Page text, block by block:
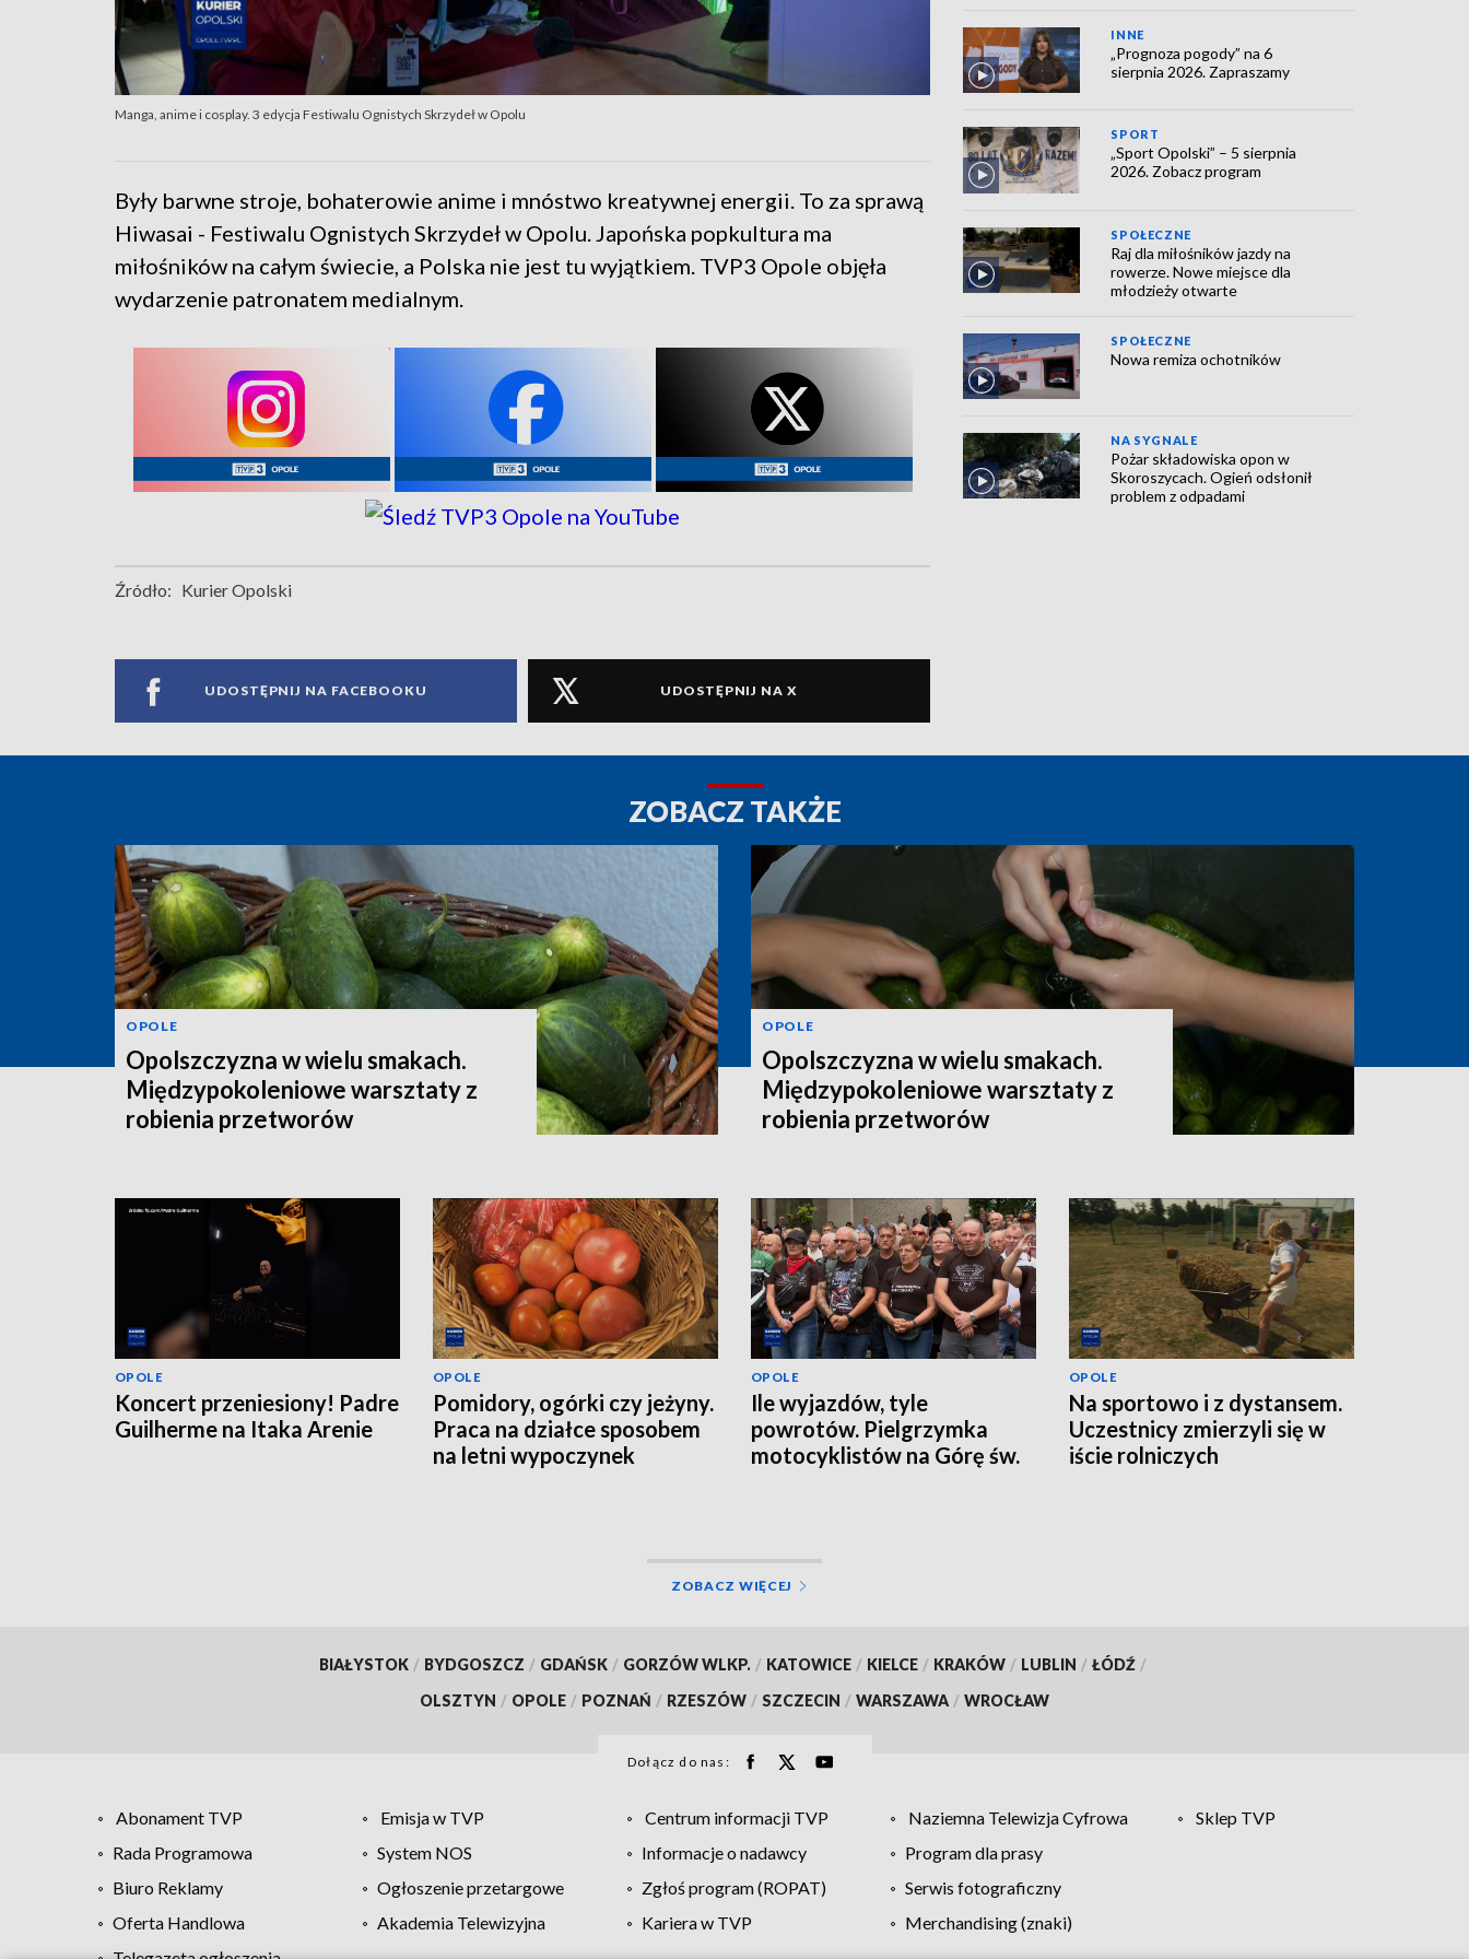
Manga, anime i cosplay. 3 edycja Festiwalu Ognistych Skrzydeł w Opolu
Były barwne stroje, bohaterowie anime i mnóstwo kreatywnej energii. To za sprawą
Hiwasai - Festiwalu Ognistych Skrzydeł w Opolu. Japońska popkultura ma
miłośników na całym świecie, a Polska nie jest tu wyjątkiem. TVP3 Opole objęła
wydarzenie patronatem medialnym.
Źródło: Kurier Opolski
UDOSTĘPNIJ NA FACEBOOKU UDOSTĘPNIJ NA X
INNE
„Prognoza pogody” na 6
sierpnia 2026. Zapraszamy
SPORT
„Sport Opolski” – 5 sierpnia
2026. Zobacz program
SPOŁECZNE
Raj dla miłośników jazdy na
rowerze. Nowe miejsce dla
młodzieży otwarte
SPOŁECZNE
Nowa remiza ochotników
NA SYGNALE
Pożar składowiska opon w
Skoroszycach. Ogień odsłonił
problem z odpadami
ZOBACZ TAKŻE
OPOLE
Opolszczyzna w wielu smakach.
Międzypokoleniowe warsztaty z
robienia przetworów
OPOLE
Opolszczyzna w wielu smakach.
Międzypokoleniowe warsztaty z
robienia przetworów
OPOLE
Koncert przeniesiony! Padre
Guilherme na Itaka Arenie
OPOLE
Pomidory, ogórki czy jeżyny.
Praca na działce sposobem
na letni wypoczynek
OPOLE
Ile wyjazdów, tyle
powrotów. Pielgrzymka
motocyklistów na Górę św.
OPOLE
Na sportowo i z dystansem.
Uczestnicy zmierzyli się w
iście rolniczych
ZOBACZ WIĘCEJ
BIAŁYSTOK / BYDGOSZCZ / GDAŃSK / GORZÓW WLKP. / KATOWICE / KIELCE / KRAKÓW / LUBLIN / ŁÓDŹ /
OLSZTYN / OPOLE / POZNAŃ / RZESZÓW / SZCZECIN / WARSZAWA / WROCŁAW
Dołącz do nas:
Abonament TVP Emisja w TVP Centrum informacji TVP Naziemna Telewizja Cyfrowa
Sklep TVP
Rada Programowa
System NOS Informacje o nadawcy
Program dla prasy
Biuro Reklamy
Ogłoszenie przetargowe Zgłoś program (ROPAT)
Serwis fotograficzny
Oferta Handlowa
Akademia Telewizyjna Kariera w TVP
Merchandising (znaki)